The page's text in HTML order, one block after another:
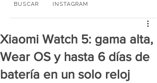
BUSCAR INSTAGRAM
Xiaomi Watch 5: gama alta,
Wear OS y hasta 6 días de
batería en un solo reloj